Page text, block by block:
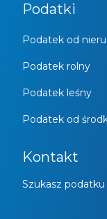
Podatki
Podatek od
Podatek rolny
Podatek leśny
Podatek od
Kontakt
Szukasz